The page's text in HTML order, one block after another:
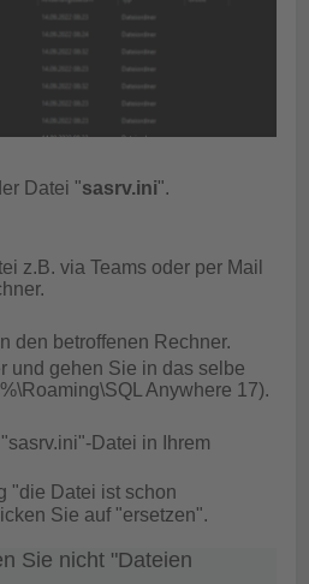
Datei "sasrv.ini".
z.B. via Teams oder per Mail
den betroffenen Rechner.
und gehen Sie in das selbe
Anywhere 17).
Datei in Ihrem
"die Datei ist schon
Sie auf "ersetzen".
Sie nicht "Dateien